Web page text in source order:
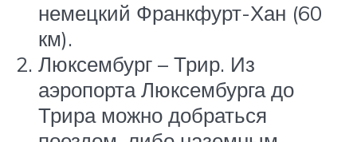
немецкий Франкфурт-Хан (60
км).
Люксембург – Трир. Из
аэропорта Люксембурга до
Трира можно добраться